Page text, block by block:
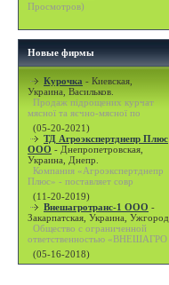
Просмотров)
Новые фирмы
Курочка - Киевская,
Украина, Васильков.
Продаж підрощених курчат
мясної та яєчно-мясної по
(05-20-2021)
ТД Агроэкспертднепр Плюс
ООО - Днепропетровская,
Украина, Днепр.
Компания «Агроэкспертднепр
Плюс» - поставляет совр
(11-20-2019)
Внешагротранс-1 ООО -
Закарпатская, Украина, Ужгород.
Общество с ограниченной
ответственностью «ВНЕШАГРО
(05-16-2018)